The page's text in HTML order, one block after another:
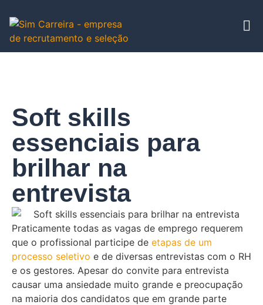
Soft skills
essenciais para
brilhar na
entrevista
Praticamente todas as vagas de emprego requerem
que o profissional participe de etapas de um
processo seletivo e de diversas entrevistas com o RH
e os gestores. Apesar do convite para entrevista
causar uma ansiedade muito grande e preocupação
na maioria dos candidatos que em grande parte